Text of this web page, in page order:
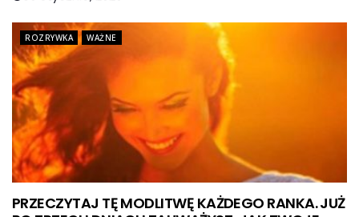
ROZRYWKA WAŻNE
PRZECZYTAJ TĘ MODLITWĘ KAŻDEGO RANKA. JUŻ